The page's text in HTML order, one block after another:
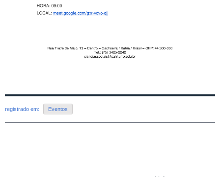
registrado em: Eventos